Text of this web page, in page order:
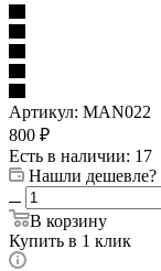
Артикул: MAN022
800 ₽
Есть в наличии: 17
Нашли дешевле?
В корзину
Купить в 1 клик